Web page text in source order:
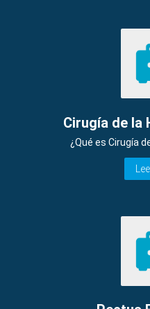
Cirugía de la
¿Qué es Cirugía